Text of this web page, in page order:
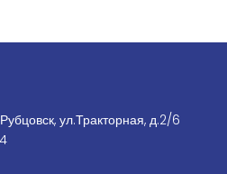
ул.Тракторная, д.2/6